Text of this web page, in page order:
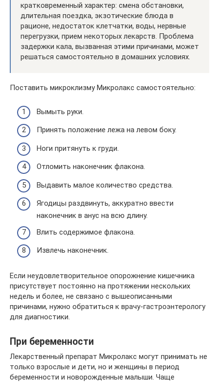
кратковременный характер: смена обстановки,
длительная поездка, экзотические блюда в
рационе, недостаток клетчатки, воды, нервные
перегрузки, прием некоторых лекарств. Проблема
задержки кала, вызванная этими причинами, может
решаться самостоятельно в домашних условиях.
Поставить микроклизму Микролакс самостоятельно:
Вымыть руки.
Принять положение лежа на левом боку.
Ноги притянуть к груди.
Отломить наконечник флакона.
Выдавить малое количество средства.
Ягодицы раздвинуть, аккуратно ввести
наконечник в анус на всю длину.
Влить содержимое флакона.
Извлечь наконечник.
Если неудовлетворительное опорожнение кишечника
присутствует постоянно на протяжении нескольких
недель и более, не связано с вышеописанными
причинами, нужно обратиться к врачу-гастроэнтерологу
для диагностики.
При беременности
Лекарственный препарат Микролакс могут принимать не
только взрослые и дети, но и женщины в период
беременности и новорожденные малыши. Чаще